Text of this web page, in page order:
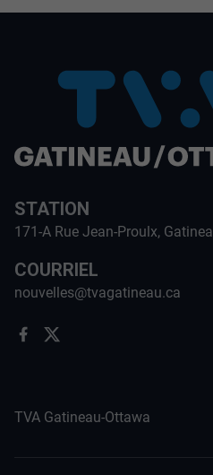
STATION
171-A Rue Jean-Proulx,
COURRIEL
nouvelles@tvagatineau.ca
TVA Gatineau-Ottawa